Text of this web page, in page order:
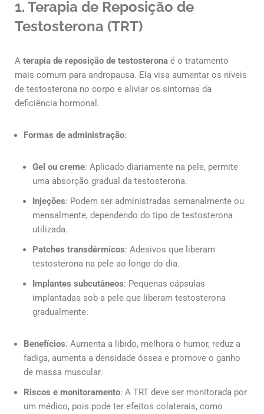
1. Terapia de Reposição de
Testosterona (TRT)
A terapia de reposição de testosterona é o tratamento
mais comum para andropausa. Ela visa aumentar os níveis
de testosterona no corpo e aliviar os sintomas da
deficiência hormonal.
Formas de administração:
Gel ou creme: Aplicado diariamente na pele, permite
uma absorção gradual da testosterona.
Injeções: Podem ser administradas semanalmente ou
mensalmente, dependendo do tipo de testosterona
utilizada.
Patches transdérmicos: Adesivos que liberam
testosterona na pele ao longo do dia.
Implantes subcutâneos: Pequenas cápsulas
implantadas sob a pele que liberam testosterona
gradualmente.
Benefícios: Aumenta a libido, melhora o humor, reduz a
fadiga, aumenta a densidade óssea e promove o ganho
de massa muscular.
Riscos e monitoramento: A TRT deve ser monitorada por
um médico, pois pode ter efeitos colaterais, como